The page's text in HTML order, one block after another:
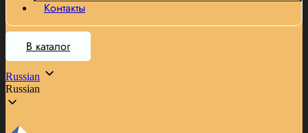
Контакты
В каталог
Russian
Russian